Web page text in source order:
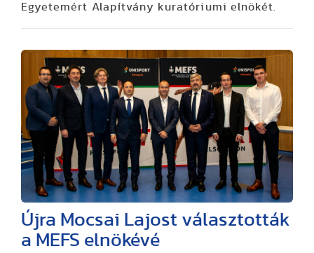
Egyetemért Alapítvány kuratóriumi elnökét.
Újra Mocsai Lajost választották
a MEFS elnökévé